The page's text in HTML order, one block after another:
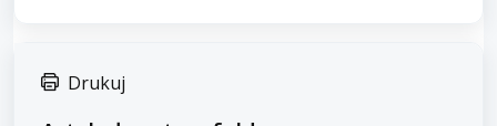
Drukuj